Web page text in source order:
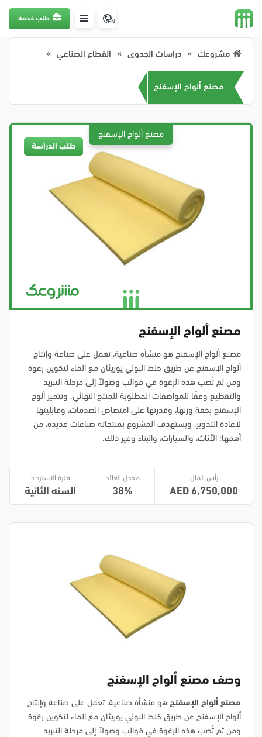
EN طلب خدمة
مشروعك دراسات الجدوى القطاع الصناعي
مصنع ألواح الإسفنج
مصنع ألواح الإسفنج
طلب الدراسة
مصنع ألواح الإسفنج هو منشأة صناعية، تعمل على صناعة وإنتاج
ألواح الإسفنج عن طريق خلط البولي يوريثان مع الماء لتكوين رغوة
ومن ثم تُصب هذه الرغوة في قوالب وصولاً إلى مرحلة التبريد
والتقطيع وفقًا للمواصفات المطلوبة للمنتج النهائي. وتتميز ألوح
الإسفنج بخفة وزنها، وقدرتها على امتصاص الصدمات، وقابليتها
لإعادة التدوير. ويستهدف المشروع بمنتجاته صناعات عديدة، من
أهمها: الأثاث، والسيارات، والبناء وغير ذلك.
رأس المال
6,750,000
معدل العائد
38
فترة الاسترداد
السنه الثانية
وصف مصنع ألواح الإسفنج
مصنع ألواح الإسفنج هو منشأة صناعية، تعمل على صناعة وإنتاج
ألواح الإسفنج عن طريق خلط البولي يوريثان مع الماء لتكوين رغوة
ومن ثم تُصب هذه الرغوة في قوالب وصولاً إلى مرحلة التبريد